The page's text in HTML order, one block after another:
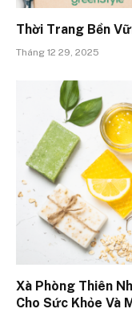
Thời Trang Bền
Tháng 12 29, 2025
Xà Phòng Thiên
Cho Sức Khỏe Và